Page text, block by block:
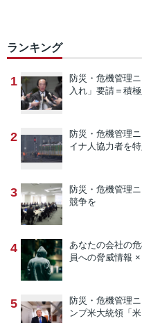
ランキング
1 防災・危機管理
入れ」要請＝積
2 防災・危機管理
イナ人協力者を
3 防災・危機管理
競争を
4 あなたの会社の
員への脅威情報
5 防災・危機管理
ンプ米大統領「米